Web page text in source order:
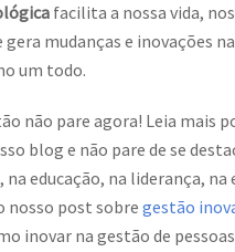
facilita a nossa vida,
mudanças e inovações na
um todo.
não pare agora! Leia mais
blog e não pare de se
na educação, na liderança, na
nosso post sobre gestão
inovar na gestão de